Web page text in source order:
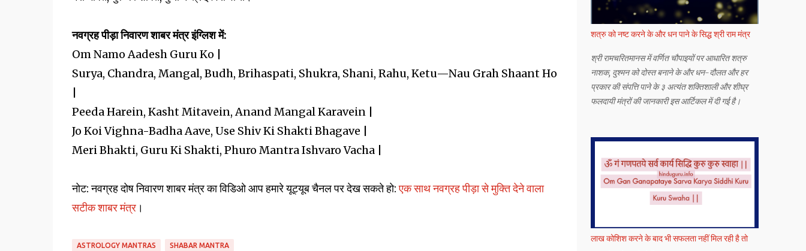
नवग्रह पीड़ा निवारण शाबर मंत्र इंग्लिश में:
Om Namo Aadesh Guru Ko |
Surya, Chandra, Mangal, Budh, Brihaspati, Shukra, Shani, Rahu, Ketu—Nau Grah Shaant Ho
Peeda Harein, Kasht Mitavein, Anand Mangal Karavein |
Jo Koi Vighna-Badha Aave, Use Shiv Ki Shakti Bhagave |
Meri Bhakti, Guru Ki Shakti, Phuro Mantra Ishvaro Vacha |
नोट: नवग्रह दोष निवारण शाबर मंत्र का विडिओ आप हमारे यूट्यूब चैनल पर देख सकते हो:एक साथ नवग्रह पीड़ा से मुक्ति देने वाला
सटीक शाबर मंत्र।
ASTROLOGY MANTRAS SHABAR MANTRA
शत्रु को नष्ट करने के और धन पाने के सिद्ध श्री राम मंत्र
श्री रामचरितमानस में वर्णित चौपाइयों पर आधारित शत्रु
नाशक, दुश्मन को दोस्त बनाने के और धन-दौलत और हर
प्रकार की संपत्ति पाने के ३ अत्यंत शक्तिशाली और शीघ्र
फलदायी मंत्रों की जानकारी इस आर्टिकल में दी गई है।
लाख कोशिश करने के बाद भी सफलता नहीं मिल रही है तो